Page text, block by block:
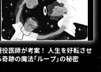
役医師が考案！ 人生を好転させ
奇跡の魔法｢ループ｣の秘密